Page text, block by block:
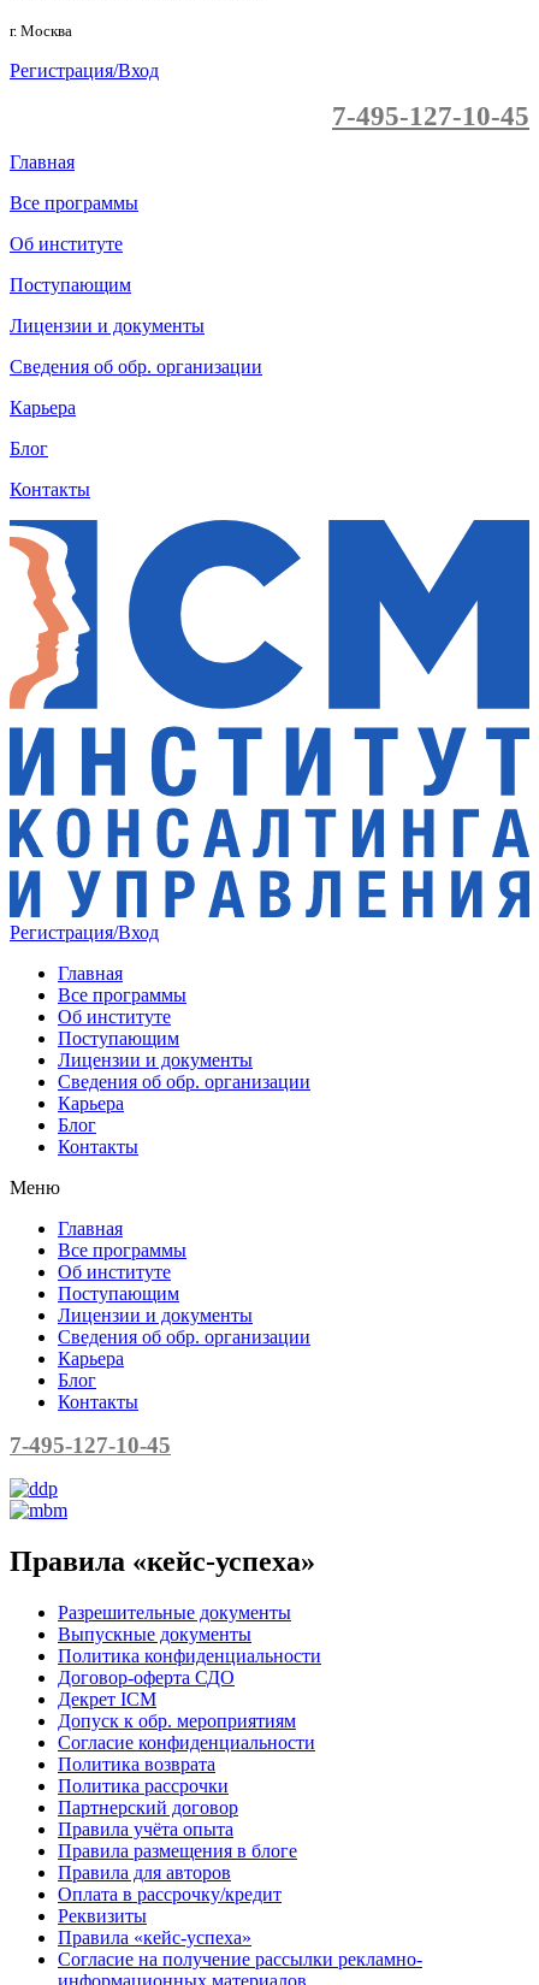
г. Москва
Регистрация/Вход
7-495-127-10-45
Главная
Все программы
Об институте
Поступающим
Лицензии и документы
Сведения об обр. организации
Карьера
Блог
Контакты
Регистрация/Вход
Главная
Все программы
Об институте
Поступающим
Лицензии и документы
Сведения об обр. организации
Карьера
Блог
Контакты
Меню
Главная
Все программы
Об институте
Поступающим
Лицензии и документы
Сведения об обр. организации
Карьера
Блог
Контакты
7-495-127-10-45
Правила «кейс-успеха»
Разрешительные документы
Выпускные документы
Политика конфиденциальности
Договор-оферта СДО
Декрет ICM
Допуск к обр. мероприятиям
Согласие конфиденциальности
Политика возврата
Политика рассрочки
Партнерский договор
Правила учёта опыта
Правила размещения в блоге
Правила для авторов
Оплата в рассрочку/кредит
Реквизиты
Правила «кейс-успеха»
Согласие на получение рассылки рекламно-